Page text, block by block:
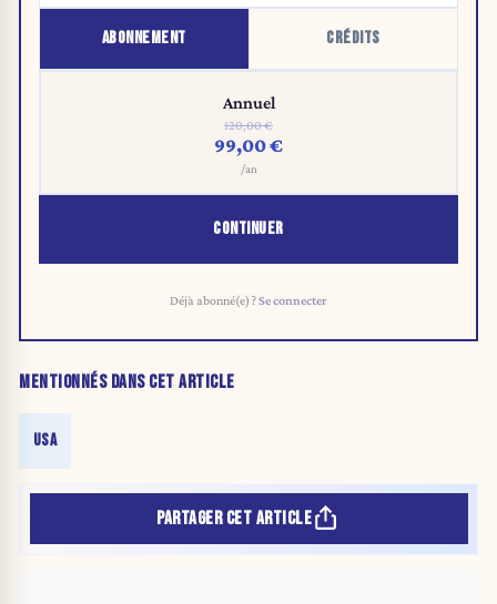
ABONNEMENT CRÉDITS
Annuel
120,00 €
99,00 €
/an
CONTINUER
Déjà abonné(e) ?Se connecter
MENTIONNÉS DANS CET ARTICLE
USA
PARTAGER CET ARTICLE